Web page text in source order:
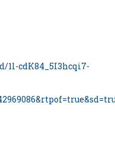
1l-cdK84_5I3hcqi7-